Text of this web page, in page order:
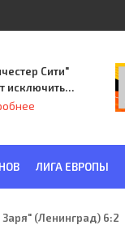
Сити"
исключить
ЛИГА ЕВРОПЫ
(Ленинград) 6:2